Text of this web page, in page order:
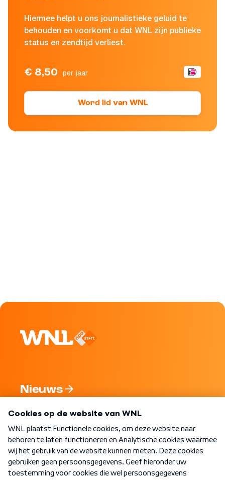
Hiermee helpt u ons journalistieke geluid te
behouden en voorkomt u dat WNL zijn publieke
status en zendtijd verliest.
€ 8,50 per jaar
Word lid van WNL
Nieuws
Nieuwsbrief
Word Lid